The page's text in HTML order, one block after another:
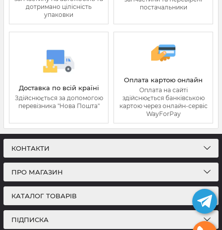
дотримано цілісність
упаковки
постачальники
Доставка по всій країні
Здійснюється за допомогою
перевізника "Нова Пошта"
Оплата картою онлайн
Оплата на сайті
здійснюється банківською
картою через онлайн-сервіс
WayForPay
КОНТАКТИ
ПРО МАГАЗИН
КАТАЛОГ ТОВАРІВ
ПІДПИСКА